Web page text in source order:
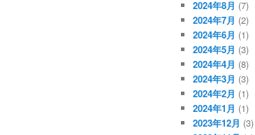
2024年8月 (7)
2024年7月 (2)
2024年6月 (1)
2024年5月 (3)
2024年4月 (8)
2024年3月 (3)
2024年2月 (1)
2024年1月 (1)
2023年12月 (3)